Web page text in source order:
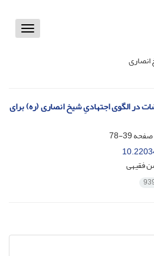
Toggle
انصاری
در الگوی اجتهادیِ شیخ انصاری (ره) برای
39-78
فقیهی